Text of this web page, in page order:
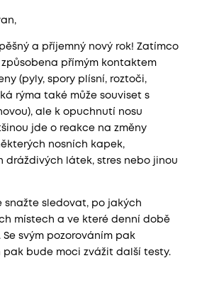
a příjemný nový rok! Zatímco
přímým kontaktem
(pyly, spory plísní, roztoči,
rýma také může souviset s
ale k opuchnutí nosu
jde o reakce na změny
nosních kapek,
dráždivých látek, stres nebo jinou
snažte sledovat, po jakých
místech a ve které denní době
Se svým pozorováním pak
pak bude moci zvážit další testy.